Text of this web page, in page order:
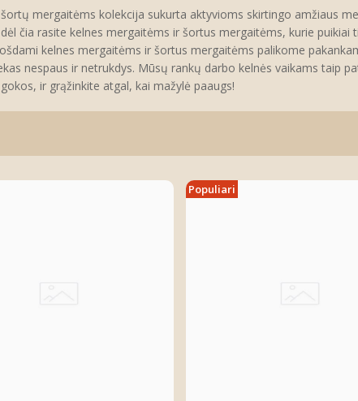
mergaitėms kolekcija sukurta aktyvioms skirtingo amžiaus
čia rasite kelnes mergaitėms ir šortus mergaitėms, kurie puikiai
kelnes mergaitėms ir šortus mergaitėms palikome
nespaus ir netrukdys. Mūsų rankų darbo kelnės vaikams taip
ir grąžinkite atgal, kai mažylė paaugs!
Populiari